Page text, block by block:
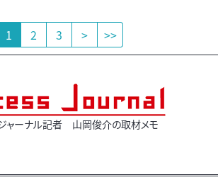
1 2 3 > >>
ャーナル記者 山岡俊介の取材メモ